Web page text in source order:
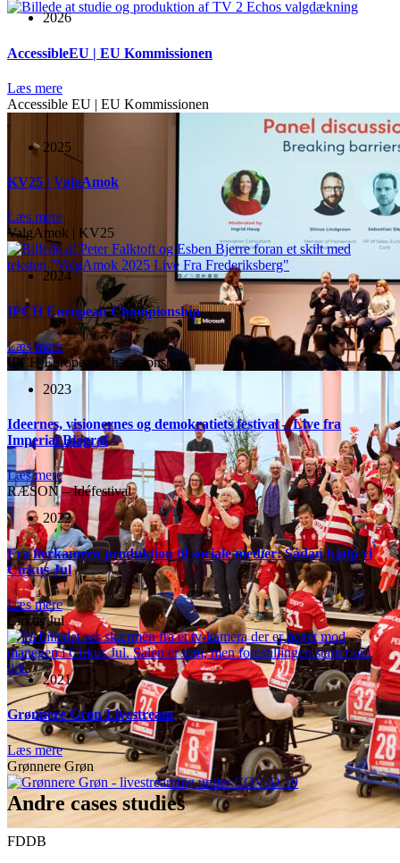
2026
AccessibleEU | EU Kommissionen
Læs mere
Accessible EU | EU Kommissionen
2025
KV25 | ValgAmok
Læs mere
ValgAmok | KV25
2024
IPCH European Championship
Læs mere
IPCH European Championship
2023
Ideernes, visionernes og demokratiets festival – Live fra
Imperial Biograf
Læs mere
RÆSON – Idéfestival
2022
Fra flerkamera-produktion til sociale medier: Sådan hjalp vi
Cirkus Jul
Læs mere
Cirkus Jul
2021
Grønnere Grøn Livestream
Læs mere
Grønnere Grøn
Andre cases studies
FDDB